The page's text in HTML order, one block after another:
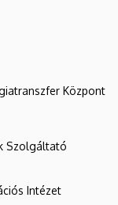
Központ
Szolgáltató
Intézet